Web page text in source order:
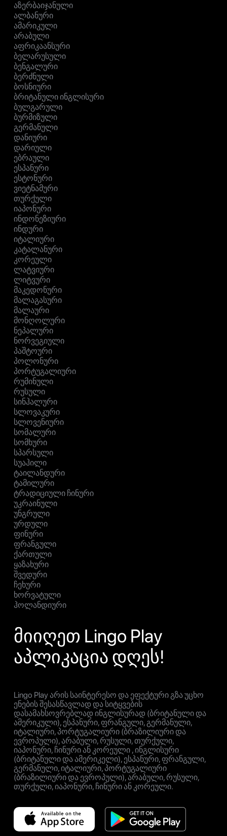
აზერბაიჯანული
ალბანური
ამარიკული
არაბული
აფრიკაანსური
ბელარუსული
ბენგალური
ბერძნული
ბოსნიური
ბრიტანული ინგლისური
ბულგარული
ბურმიზული
გერმანული
დანიური
დარიული
ებრაული
ესპანური
ესტონური
ვიეტნამური
თურქული
იაპონური
ინდონეზიური
ინდური
იტალიური
კატალანური
კორეული
ლატვიური
ლიტვური
მაკედონური
მალაგასური
მალაური
მონღოლური
ნეპალური
ნორვეგიული
პაშტოური
პოლონური
პორტუგალიური
რუმინული
რუსული
სინჰალური
სლოვაკური
სლოვენიური
სომალური
სომხური
სპარსული
სუაჰილი
ტაილანდური
ტამილური
ტრადიციული ჩინური
უკრაინული
უნგრული
ურდული
ფინური
ფრანგული
ქართული
ყაზახური
შვედური
ჩეხური
ხორვატული
ჰოლანდიური
მიიღეთ Lingo Play
აპლიკაცია დღეს!
Lingo Play არის საინტერესო და ეფექტური გზა უცხო
ენების შესასწავლად და სიტყვების
დასამახსოვრებლად ინგლისურად (ბრიტანული და
ამერიკული), ესპანური, ფრანგული, გერმანული,
იტალიური, პორტუგალიური (ბრაზილიური და
ევროპული), არაბული, რუსული, თურქული,
იაპონური, ჩინური ან კორეული , ინგლისური
(ბრიტანული და ამერიკელი), ესპანური, ფრანგული,
გერმანული, იტალიური, პორტუგალიური
(ბრაზილიური და ევროპული), არაბული, რუსული,
თურქული, იაპონური, ჩინური ან კორეული.